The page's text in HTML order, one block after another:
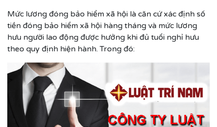
Mức lương đóng bảo hiểm xã hội là căn cứ xác định số
tiền đóng bảo hiểm xã hội hàng tháng và mức lương
hưu người lao động được hưởng khi đủ tuổi nghỉ hưu
theo quy định hiện hành. Trong đó: